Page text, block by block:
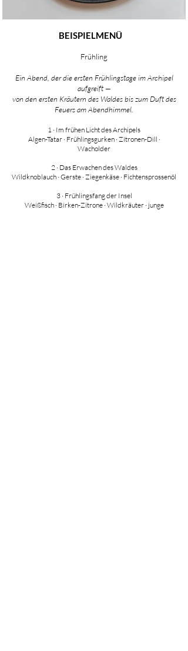
BEISPIELMENÜ
Frühling
Ein Abend, der die ersten Frühlingstage im Archipel
aufgreift —
von den ersten Kräutern des Waldes bis zum Duft des
Feuers am Abendhimmel.
1 · Im frühen Licht des Archipels
Algen-Tatar · Frühlingsgurken · Zitronen-Dill ·
Wacholder
2 · Das Erwachen des Waldes
Wildknoblauch · Gerste · Ziegenkäse · Fichtensprossenöl
3 · Frühlingsfang der Insel
Weißfisch · Birken-Zitrone · Wildkräuter · junge